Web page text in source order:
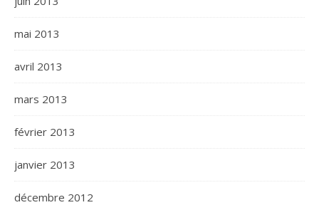
mai 2013
avril 2013
mars 2013
février 2013
janvier 2013
décembre 2012